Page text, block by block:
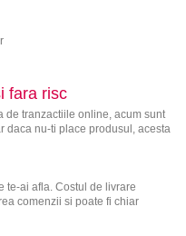
fara risc
de tranzactiile online, acum sunt
daca nu-ti place produsul, acesta
te-ai afla. Costul de livrare
comenzii si poate fi chiar